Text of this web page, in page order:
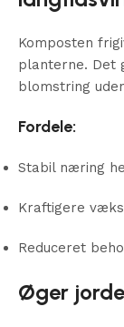
Komposten
planterne. Det
blomstring
Fordele:
Stabil næring
Kraftigere
Reduceret
Øger